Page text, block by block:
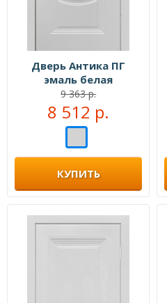
Дверь Антика ПГ
эмаль белая
9 363 р.
8 512 р.
КУПИТЬ